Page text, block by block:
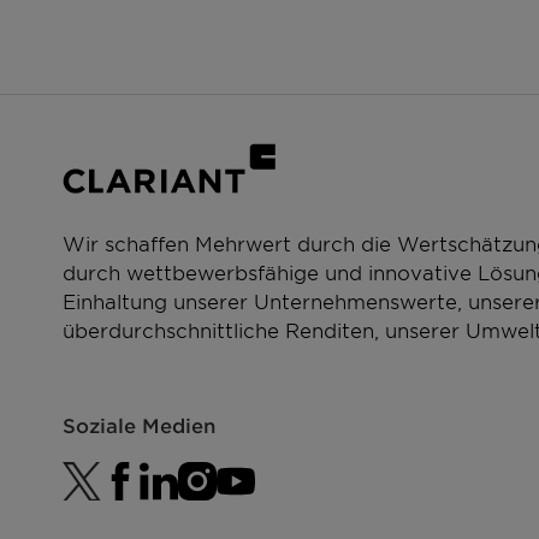
Wir schaffen Mehrwert durch die
durch wettbewerbsfähige und innovative
Einhaltung unserer Unternehmenswerte,
überdurchschnittliche Renditen, unserer
Soziale Medien